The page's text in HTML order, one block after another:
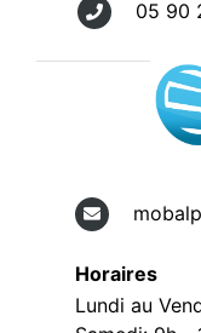
05 90
Horaires
Lundi au